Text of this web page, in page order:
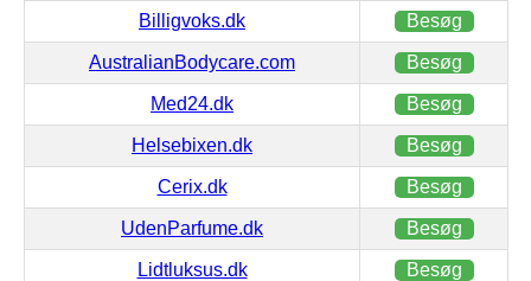
Billigvoks.dk Besøg
AustralianBodycare.com Besøg
Med24.dk Besøg
Helsebixen.dk Besøg
Cerix.dk Besøg
UdenParfume.dk Besøg
Lidtluksus.dk Besøg